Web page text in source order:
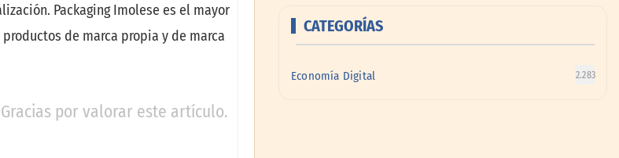
Packaging Imolese es el mayor
de marca propia y de marca
Gracias por valorar este artículo.
CATEGORÍAS
Economía Digital 2.283